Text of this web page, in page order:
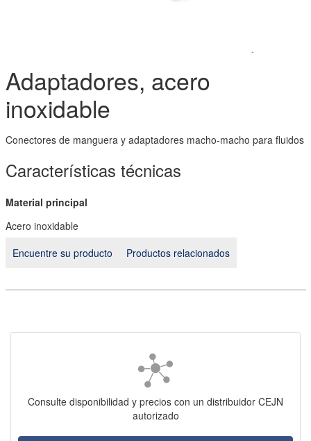
Adaptadores, acero
inoxidable
Conectores de manguera y adaptadores macho-macho para fluidos
Características técnicas
Material principal
Acero inoxidable
Encuentre su producto
Productos relacionados
Consulte disponibilidad y precios con un distribuidor CEJN
autorizado